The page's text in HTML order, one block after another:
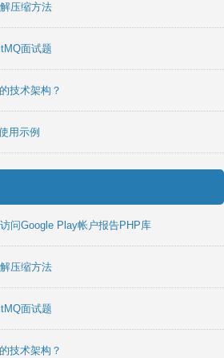
压缩方法
面试题
技术架构？
用示例
问Google Play帐户报告PHP库
压缩方法
面试题
技术架构？